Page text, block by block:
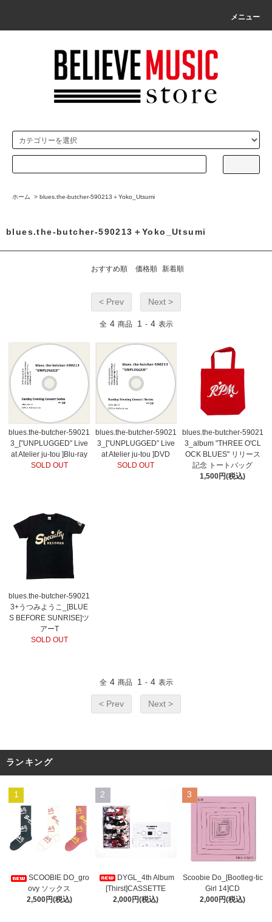
メニュー
ホーム > blues.the-butcher-590213＋Yoko_Utsumi
blues.the-butcher-590213＋Yoko_Utsumi
おすすめ順 価格順 新着順
< Prev Next >
全 4 商品 1 - 4 表示
blues.the-butcher-59021
3_[”UNPLUGGED” Live
at Atelier ju-tou ]Blu-ray
SOLD OUT
blues.the-butcher-59021
3_[”UNPLUGGED” Live
at Atelier ju-tou ]DVD
SOLD OUT
blues.the-butcher-59021
3_album "THREE O'CL
OCK BLUES" リリース
記念 トートバッグ
1,500円(税込)
blues.the-butcher-59021
3+うつみようこ_[BLUE
S BEFORE SUNRISE]ツ
アーT
SOLD OUT
全 4 商品 1 - 4 表示
< Prev Next >
ランキング
1
SCOOBIE DO_gro
ovy ソックス
2,500円(税込)
2
DYGL_4th Album
[Thirst]CASSETTE
2,000円(税込)
3
Scoobie Do_[Bootleg-tic
Girl 14]CD
2,000円(税込)